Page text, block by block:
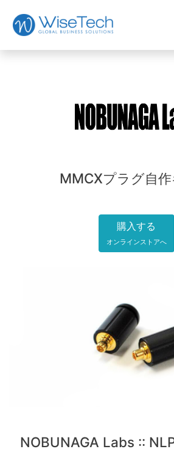
MMCXプラグ自作
購入する
オンラインストアへ
NOBUNAGA Labs ::